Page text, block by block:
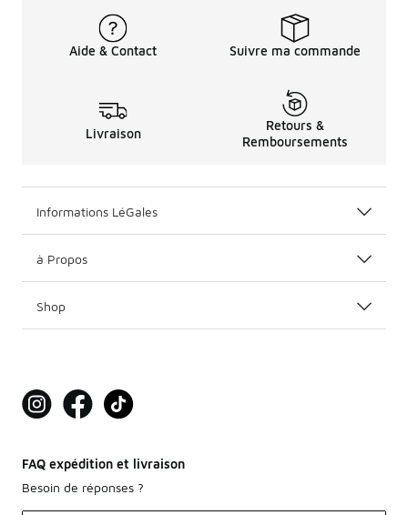
Aide & Contact Suivre ma commande
Livraison
Retours &
Remboursements
Informations LéGales
à Propos
Shop
FAQ expédition et livraison
Besoin de réponses ?